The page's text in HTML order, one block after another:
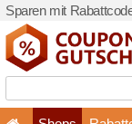
Sparen